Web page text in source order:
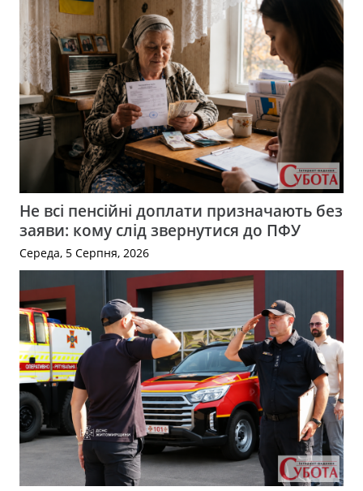
Не всі пенсійні доплати призначають без
заяви: кому слід звернутися до ПФУ
Середа, 5 Серпня, 2026